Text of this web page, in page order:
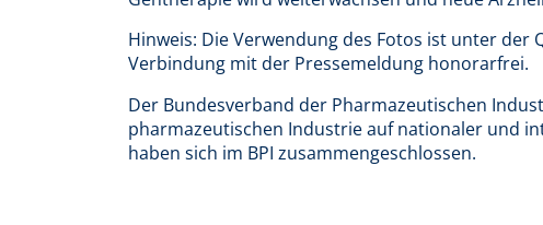
Hinweis: Die Verwendung des Fotos ist unter
Verbindung mit der Pressemeldung honorarfrei.
Der Bundesverband der Pharmazeutischen
pharmazeutischen Industrie auf nationaler und
haben sich im BPI zusammengeschlossen.